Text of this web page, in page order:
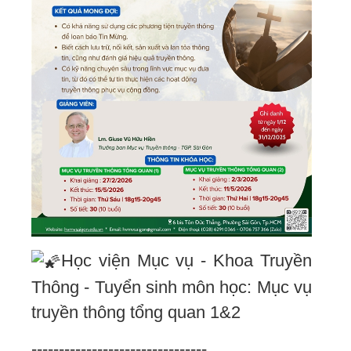
Học viện Mục vụ - Khoa Truyền
Thông - Tuyển sinh môn học: Mục vụ
truyền thông tổng quan 1&2